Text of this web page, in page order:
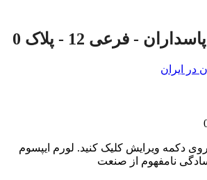
- فرعی 12 - پلاک 0
ایران
روی دکمه ویرایش کلیک کنید. لورم ایپسوم
نامفهوم از صنعت